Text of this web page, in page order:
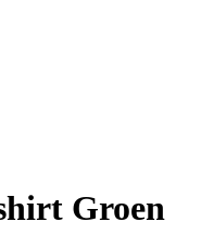
Groen